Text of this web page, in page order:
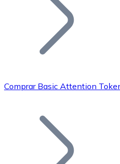
Bitcoin
Comprar Basic Attention